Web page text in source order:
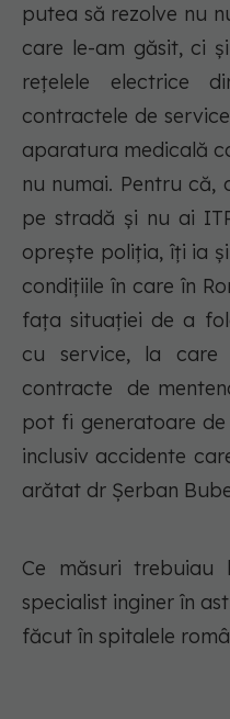
putea să rezolve nu
care le-am găsit, ci
rețelele electrice
contractele de
aparatura medicală
nu numai. Pentru că,
pe stradă și nu ai
oprește poliția, îți ia
condițiile în care în
fața situației de a
cu service, la
contracte de
pot fi generatoare
inclusiv accidente
arătat dr Șerban
Ce măsuri
specialist inginer în
făcut în spitalele